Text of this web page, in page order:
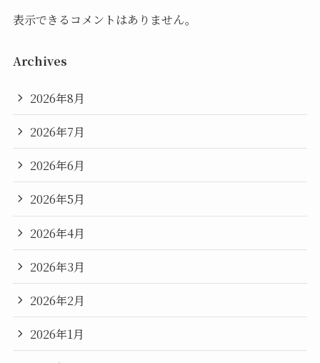
表示できるコメントはありません。
Archives
2026年8月
2026年7月
2026年6月
2026年5月
2026年4月
2026年3月
2026年2月
2026年1月